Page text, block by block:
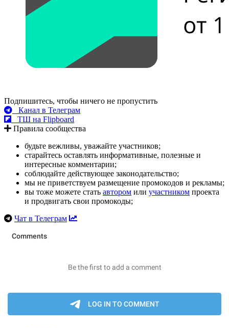
Подпишитесь, чтобы ничего не пропустить
Канал в Телеграм
ТШ на Flipboard
Правила сообщества
будьте вежливы, уважайте участников;
старайтесь оставлять информативные, полезные и
интересные комментарии;
соблюдайте действующее законодательство;
мы не приветствуем размещение промокодов и рекламы;
вы тоже можете стать автором или участником проекта
и продвигать свои промокоды;
Чат в Телеграм